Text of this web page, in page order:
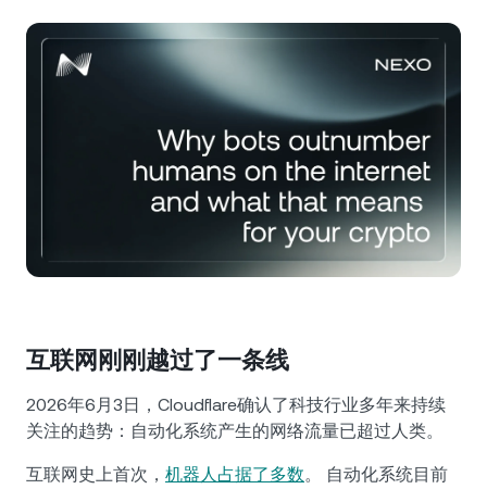
Dual Investment
Zero-interest Credit
Futures
私人客户
忠诚度计划
白标
Payment Gateway
过去 24 小时，市场上涨 0.31%
0.48%
Ethereum ETH 0.22%
NEXO Token NEXO 0.02%
Tether USDT 0.01%
Polkadot DOT 1.70%
关于本地化
互联网刚刚越过了一条线
2026年6月3日，Cloudflare确认了科技行业多年来持续
关注的趋势：自动化系统产生的网络流量已超过人类。
互联网史上首次， 机器人占据了多数。 自动化系统目前